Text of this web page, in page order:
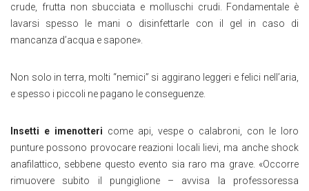
crude, frutta non sbucciata e molluschi crudi. Fondamentale è
lavarsi spesso le mani o disinfettarle con il gel in caso di
mancanza d’acqua e sapone».
Non solo in terra, molti “nemici” si aggirano leggeri e felici nell’aria,
e spesso i piccoli ne pagano le conseguenze.
Insetti e imenotteri come api, vespe o calabroni, con le loro
punture possono provocare reazioni locali lievi, ma anche shock
anafilattico, sebbene questo evento sia raro ma grave. «Occorre
rimuovere subito il pungiglione – avvisa la professoressa